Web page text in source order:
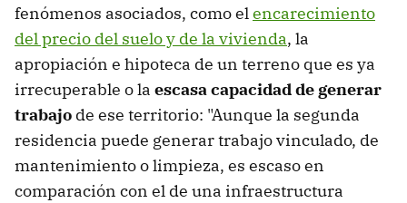
fenómenos asociados, como elencarecimiento
del precio del suelo y de la vivienda, la
apropiación e hipoteca de un terreno que es ya
irrecuperable o la escasa capacidad de generar
trabajo de ese territorio: "Aunque la segunda
residencia puede generar trabajo vinculado, de
mantenimiento o limpieza, es escaso en
comparación con el de una infraestructura